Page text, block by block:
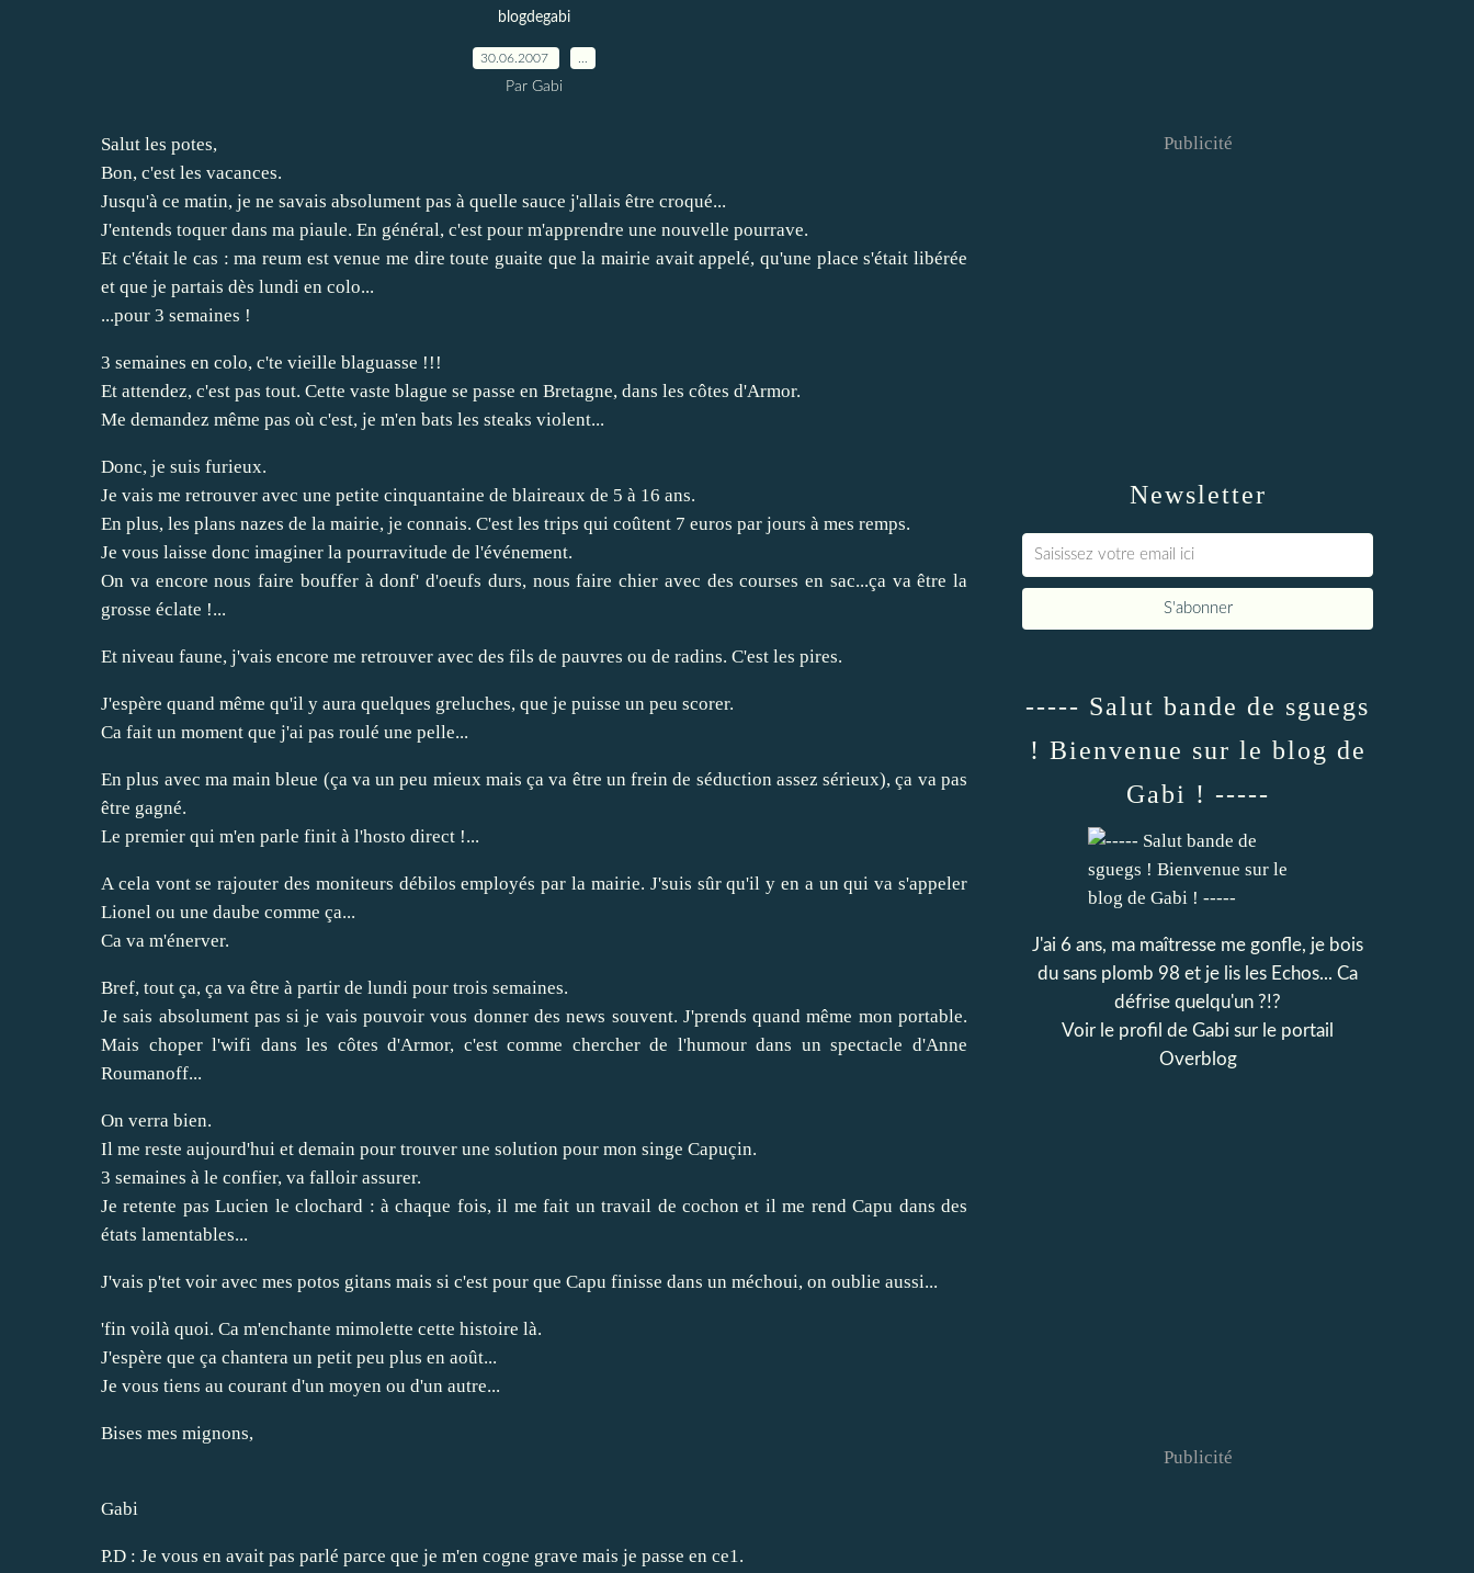
blogdegabi
30.06.2007
Par Gabi
Salut les potes,
Bon, c'est les vacances.
Jusqu'à ce matin, je ne savais absolument pas à quelle sauce j'allais être croqué...
J'entends toquer dans ma piaule. En général, c'est pour m'apprendre une nouvelle pourrave.
Et c'était le cas : ma reum est venue me dire toute guaite que la mairie avait appelé, qu'une place s'était libérée
et que je partais dès lundi en colo...
...pour 3 semaines !
3 semaines en colo, c'te vieille blaguasse !!!
Et attendez, c'est pas tout. Cette vaste blague se passe en Bretagne, dans les côtes d'Armor.
Me demandez même pas où c'est, je m'en bats les steaks violent...
Donc, je suis furieux.
Je vais me retrouver avec une petite cinquantaine de blaireaux de 5 à 16 ans.
En plus, les plans nazes de la mairie, je connais. C'est les trips qui coûtent 7 euros par jours à mes remps.
Je vous laisse donc imaginer la pourravitude de l'événement.
On va encore nous faire bouffer à donf' d'oeufs durs, nous faire chier avec des courses en sac...ça va être la
grosse éclate !...
Et niveau faune, j'vais encore me retrouver avec des fils de pauvres ou de radins. C'est les pires.
J'espère quand même qu'il y aura quelques greluches, que je puisse un peu scorer.
Ca fait un moment que j'ai pas roulé une pelle...
En plus avec ma main bleue (ça va un peu mieux mais ça va être un frein de séduction assez sérieux), ça va pas
être gagné.
Le premier qui m'en parle finit à l'hosto direct !...
A cela vont se rajouter des moniteurs débilos employés par la mairie. J'suis sûr qu'il y en a un qui va s'appeler
Lionel ou une daube comme ça...
Ca va m'énerver.
Bref, tout ça, ça va être à partir de lundi pour trois semaines.
Je sais absolument pas si je vais pouvoir vous donner des news souvent. J'prends quand même mon portable.
Mais choper l'wifi dans les côtes d'Armor, c'est comme chercher de l'humour dans un spectacle d'Anne
Roumanoff...
On verra bien.
Il me reste aujourd'hui et demain pour trouver une solution pour mon singe Capuçin.
3 semaines à le confier, va falloir assurer.
Je retente pas Lucien le clochard : à chaque fois, il me fait un travail de cochon et il me rend Capu dans des
états lamentables...
J'vais p'tet voir avec mes potos gitans mais si c'est pour que Capu finisse dans un méchoui, on oublie aussi...
'fin voilà quoi. Ca m'enchante mimolette cette histoire là.
J'espère que ça chantera un petit peu plus en août...
Je vous tiens au courant d'un moyen ou d'un autre...
Bises mes mignons,
Gabi
P.D : Je vous en avait pas parlé parce que je m'en cogne grave mais je passe en ce1.
Newsletter
Publicité
----- Salut bande de sguegs
! Bienvenue sur le blog de
Gabi ! -----
J'ai 6 ans, ma maîtresse me gonfle, je bois
du sans plomb 98 et je lis les Echos... Ca
défrise quelqu'un ?!?
Voir le profil de Gabi sur le portail
Overblog
Publicité